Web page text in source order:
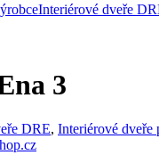
Interiérové dveře
3
DRE, Interiérové dveře